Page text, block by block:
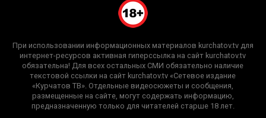
При использовании информационных материалов kurchatov.tv для
интернет-ресурсов активная гиперссылка на сайт kurchatov.tv
обязательна! Для всех остальных СМИ обязательно наличие
текстовой ссылки на сайт kurchatov.tv «Сетевое издание
«Курчатов ТВ». Отдельные видеосюжеты и сообщения,
размещенные на сайте, могут содержать информацию,
предназначенную только для читателей старше 18 лет.